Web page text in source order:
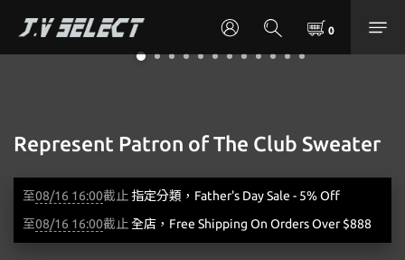
Represent Patron of The Club Sweater
至08/16 16:00截止 指定分類，Father's Day Sale - 5% Off
至08/16 16:00截止全店，Free Shipping On Orders Over $888